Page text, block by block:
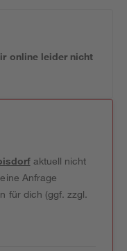
online leider nicht
aktuell nicht
Anfrage
für dich (ggf. zzgl.